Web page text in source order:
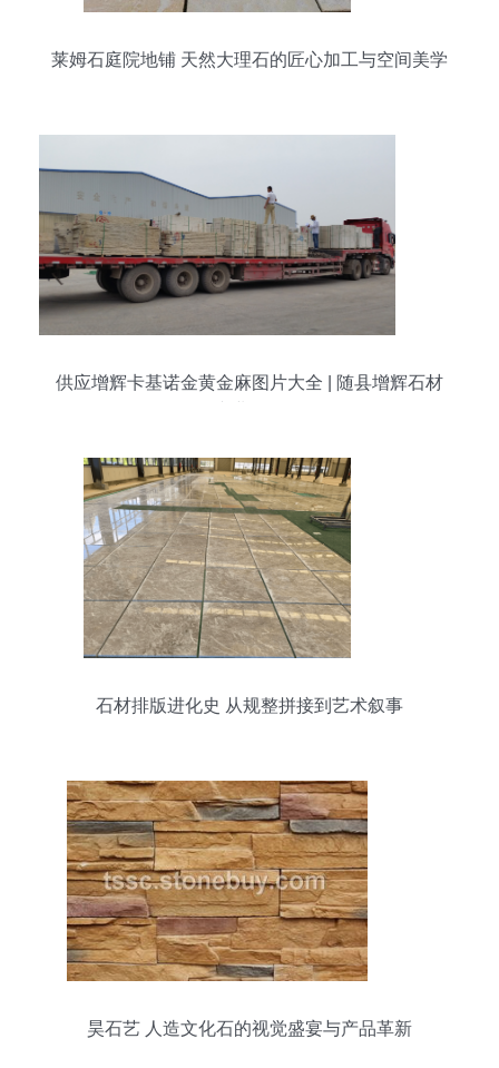
莱姆石庭院地铺 天然大理石的匠心加工与空间美学
供应增辉卡基诺金黄金麻图片大全 | 随县增辉石材
石材排版进化史 从规整拼接到艺术叙事
昊石艺 人造文化石的视觉盛宴与产品革新